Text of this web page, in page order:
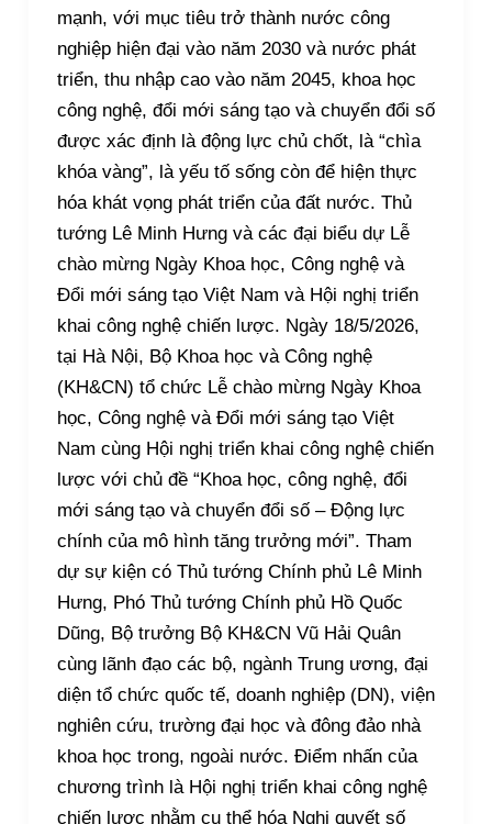
mạnh, với mục tiêu trở thành nước công
nghiệp hiện đại vào năm 2030 và nước phát
triển, thu nhập cao vào năm 2045, khoa học
công nghệ, đổi mới sáng tạo và chuyển đổi số
được xác định là động lực chủ chốt, là “chìa
khóa vàng”, là yếu tố sống còn để hiện thực
hóa khát vọng phát triển của đất nước. Thủ
tướng Lê Minh Hưng và các đại biểu dự Lễ
chào mừng Ngày Khoa học, Công nghệ và
Đổi mới sáng tạo Việt Nam và Hội nghị triển
khai công nghệ chiến lược. Ngày 18/5/2026,
tại Hà Nội, Bộ Khoa học và Công nghệ
(KH&CN) tổ chức Lễ chào mừng Ngày Khoa
học, Công nghệ và Đổi mới sáng tạo Việt
Nam cùng Hội nghị triển khai công nghệ chiến
lược với chủ đề “Khoa học, công nghệ, đổi
mới sáng tạo và chuyển đổi số – Động lực
chính của mô hình tăng trưởng mới”. Tham
dự sự kiện có Thủ tướng Chính phủ Lê Minh
Hưng, Phó Thủ tướng Chính phủ Hồ Quốc
Dũng, Bộ trưởng Bộ KH&CN Vũ Hải Quân
cùng lãnh đạo các bộ, ngành Trung ương, đại
diện tổ chức quốc tế, doanh nghiệp (DN), viện
nghiên cứu, trường đại học và đông đảo nhà
khoa học trong, ngoài nước. Điểm nhấn của
chương trình là Hội nghị triển khai công nghệ
chiến lược nhằm cụ thể hóa Nghị quyết số